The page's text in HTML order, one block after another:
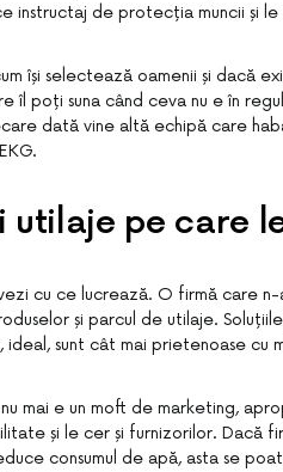
instructaj de protecția muncii și
își selectează oamenii și dacă
îl poți suna când ceva nu e în
dată vine altă echipă care
utilaje pe care
cu ce lucrează. O firmă care
și parcul de utilaje.
ideal, sunt cât mai prietenoase
mai e un moft de marketing,
și le cer și furnizorilor. Dacă
consumul de apă, asta se